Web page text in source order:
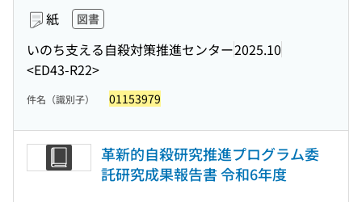
紙 図書
いのち支える自殺対策推進センター2025.10
<ED43-R22>
件名（識別子） 01153979
革新的自殺研究推進プログラム委
託研究成果報告書 令和6年度